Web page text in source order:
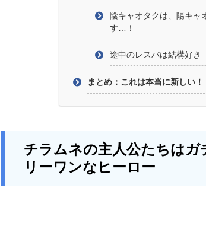
陰キャオタクは、陽キャ
す…！
途中のレスバは結構好き
まとめ：これは本当に新しい！
チラムネの主人公たちは
リーワンなヒーロー